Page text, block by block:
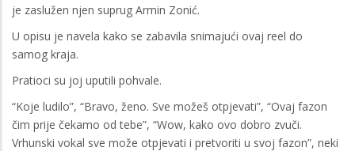
je zaslužen njen suprug Armin Zonić.
U opisu je navela kako se zabavila snimajući ovaj reel do
samog kraja.
Pratioci su joj uputili pohvale.
“Koje ludilo”, “Bravo, ženo. Sve možeš otpjevati”, “Ovaj fazon
čim prije čekamo od tebe”, “Wow, kako ovo dobro zvuči.
Vrhunski vokal sve može otpjevati i pretvoriti u svoj fazon”, neki